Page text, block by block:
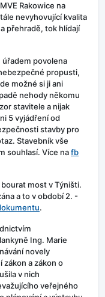
Rakowice na
nevyhovující kvalita
přehradě, tok hlídají
povolena
propusti,
možné si ji ani
nehody někomu
stavitele a nijak
5 vyjádření od
stavby pro
Stavebník vše
souhlasí. Více nafb
most v Týništi.
a to v období 2. -
.
Ing. Marie
novely
zákon a zákon o
v nich
veřejného